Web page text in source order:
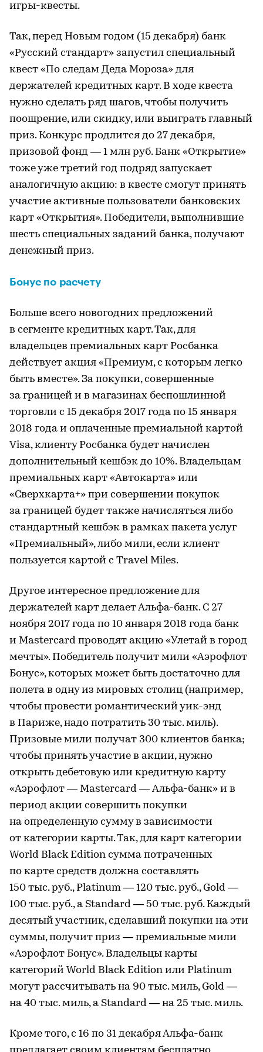
игры-квесты.
Так, перед Новым годом (15 декабря) банк
«Русский стандарт» запустил специальный
квест «По следам Деда Мороза» для
держателей кредитных карт. В ходе квеста
нужно сделать ряд шагов, чтобы получить
поощрение, или скидку, или выиграть главный
приз. Конкурс продлится до 27 декабря,
призовой фонд — 1 млн руб. Банк «Открытие»
тоже уже третий год подряд запускает
аналогичную акцию: в квесте смогут принять
участие активные пользователи банковских
карт «Открытия». Победители, выполнившие
шесть специальных заданий банка, получают
денежный приз.
Бонус по расчету
Больше всего новогодних предложений
в сегменте кредитных карт. Так, для
владельцев премиальных карт Росбанка
действует акция «Премиум, с которым легко
быть вместе». За покупки, совершенные
за границей и в магазинах беспошлинной
торговли с 15 декабря 2017 года по 15 января
2018 года и оплаченные премиальной картой
Visa, клиенту Росбанка будет начислен
дополнительный кешбэк до 10%. Владельцам
премиальных карт «Автокарта» или
«Сверхкарта+» при совершении покупок
за границей будет также начисляться либо
стандартный кешбэк в рамках пакета услуг
«Премиальный», либо мили, если клиент
пользуется картой с Travel Miles.
Другое интересное предложение для
держателей карт делает Альфа-банк. С 27
ноября 2017 года по 10 января 2018 года банк
и Mastercard проводят акцию «Улетай в город
мечты». Победитель получит мили «Аэрофлот
Бонус», которых может быть достаточно для
полета в одну из мировых столиц (например,
чтобы провести романтический уик-энд
в Париже, надо потратить 30 тыс. миль).
Призовые мили получат 300 клиентов банка;
чтобы принять участие в акции, нужно
открыть дебетовую или кредитную карту
«Аэрофлот — Mastercard — Альфа-банк» и в
период акции совершить покупки
на определенную сумму в зависимости
от категории карты. Так, для карт категории
World Black Edition сумма потраченных
по карте средств должна составлять
150 тыс. руб., Рlatinum — 120 тыс. руб., Gold —
100 тыс. руб., а Standard — 50 тыс. руб. Каждый
десятый участник, сделавший покупки на эти
суммы, получит приз — премиальные мили
«Аэрофлот Бонус». Владельцы карты
категорий World Black Edition или Platinum
могут рассчитывать на 90 тыс. миль, Gold —
на 40 тыс. миль, а Standard — на 25 тыс. миль.
Кроме того, с 16 по 31 декабря Альфа-банк